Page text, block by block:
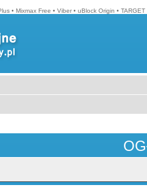
• Mixmax Free • Viber • uBlock Origin •